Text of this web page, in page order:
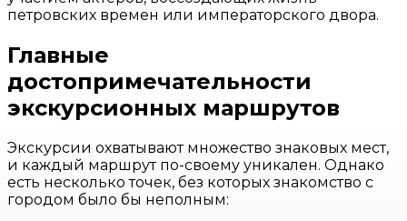
петровских времен или императорского двора.
Главные
достопримечательности
экскурсионных маршрутов
Экскурсии охватывают множество знаковых мест,
и каждый маршрут по-своему уникален. Однако
есть несколько точек, без которых знакомство с
городом было бы неполным: